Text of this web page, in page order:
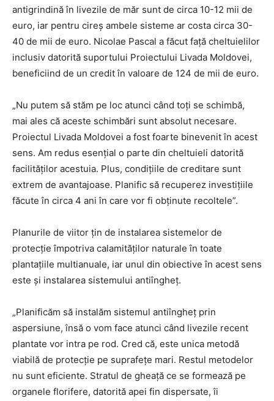
antigrindină în livezile de măr sunt de circa 10-12 mii de
euro, iar pentru cireș ambele sisteme ar costa circa 30-
40 de mii de euro. Nicolae Pascal a făcut față cheltuielilor
inclusiv datorită suportului Proiectului Livada Moldovei,
beneficiind de un credit în valoare de 124 de mii de euro.
„Nu putem să stăm pe loc atunci când toți se schimbă,
mai ales că aceste schimbări sunt absolut necesare.
Proiectul Livada Moldovei a fost foarte binevenit în acest
sens. Am redus esențial o parte din cheltuieli datorită
facilităților acestuia. Plus, condițiile de creditare sunt
extrem de avantajoase. Planific să recuperez investițiile
făcute în circa 4 ani în care vor fi obținute recoltele”.
Planurile de viitor țin de instalarea sistemelor de
protecție împotriva calamităților naturale în toate
plantațiile multianuale, iar unul din obiective în acest sens
este și instalarea sistemului antiîngheț.
„Planificăm să instalăm sistemul antiîngheț prin
aspersiune, însă o vom face atunci când livezile recent
plantate vor intra pe rod. Cred că, este unica metodă
viabilă de protecție pe suprafețe mari. Restul metodelor
nu sunt eficiente. Stratul de gheață ce se formează pe
organele florifere, datorită apei fin dispersate, îi